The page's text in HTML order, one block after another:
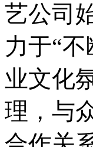
设
备
天
津
有
机
肥
庆
艺公司
力于“
业文化
理，与